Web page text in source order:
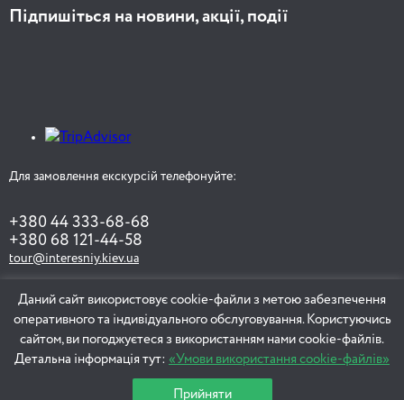
Підпишіться на новини, акції, події
Для замовлення екскурсій телефонуйте:
+380 44 333-68-68
+380 68 121-44-58
tour@interesniy.kiev.ua
ЗАМОВИТИ ЕКСКУРСІЮ
Даний сайт використовує cookie-файли з метою забезпечення
оперативного та індивідуального обслуговування. Користуючись
сайтом, ви погоджуєтеся з використанням нами cookie-файлів.
Детальна інформація тут: «Умови використання cookie-файлів»
Прийняти